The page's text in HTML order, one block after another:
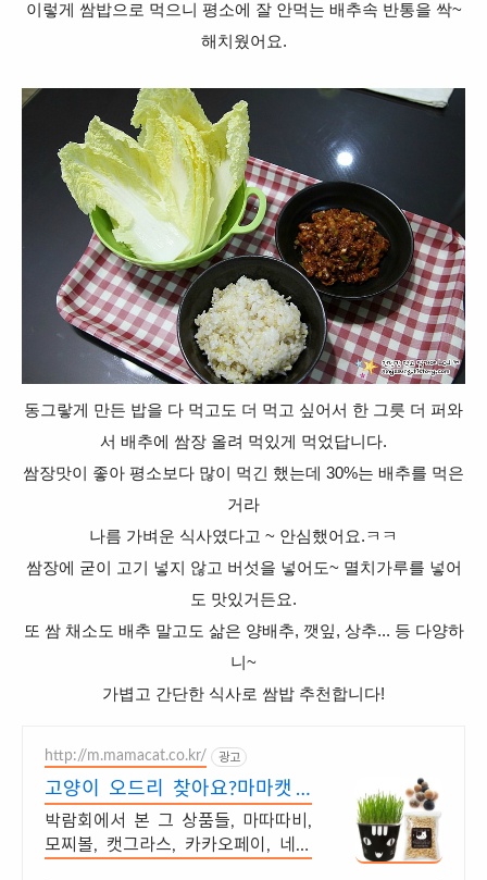
이렇게 쌈밥으로 먹으니 평소에 잘 안먹는 배추속 반통을 싹~
해치웠어요.
동그랗게 만든 밥을 다 먹고도 더 먹고 싶어서 한 그릇 더 퍼와
서 배추에 쌈장 올려 먹있게 먹었답니다.
쌈장맛이 좋아 평소보다 많이 먹긴 했는데 30%는 배추를 먹은
거라
나름 가벼운 식사였다고 ~ 안심했어요.ㅋㅋ
쌈장에 굳이 고기 넣지 않고 버섯을 넣어도~ 멸치가루를 넣어
도 맛있거든요.
또 쌈 채소도 배추 말고도 삶은 양배추, 깻잎, 상추... 등 다양하
니~
가볍고 간단한 식사로 쌈밥 추천합니다!
http://m.mamacat.co.kr/ 광고
고양이 오드리 찾아요?마마캣 4
시 이전 당일 발송
박람회에서 본 그 상품들, 마따따비,
모찌볼, 캣그라스, 카카오페이, 네이